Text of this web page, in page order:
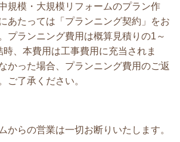
規模・大規模リフォームのプラン作
あたっては「プランニング契約」をお
プランニング費用は概算見積りの1 ～
時、本費用は工事費用に充当されま
かった場合、プランニング費用のご返
ご了承ください。
からの営業は一切お断りいたします。